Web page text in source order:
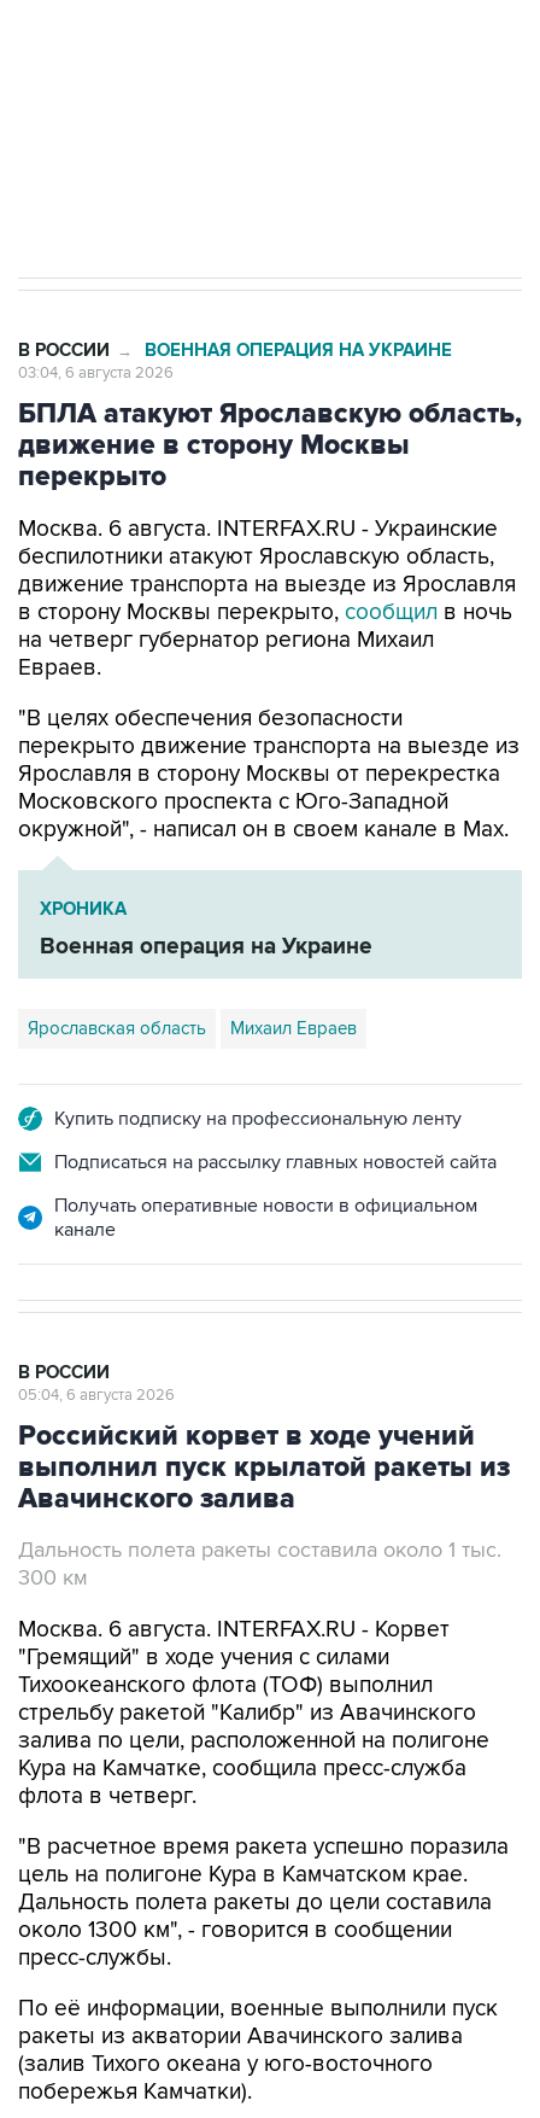
В РОССИИ → ВОЕННАЯ ОПЕРАЦИЯ НА УКРАИНЕ
03:04, 6 августа 2026
БПЛА атакуют Ярославскую область,
движение в сторону Москвы
перекрыто
Москва. 6 августа. INTERFAX.RU - Украинские
беспилотники атакуют Ярославскую область,
движение транспорта на выезде из Ярославля
в сторону Москвы перекрыто, сообщил в ночь
на четверг губернатор региона Михаил
Евраев.
"В целях обеспечения безопасности
перекрыто движение транспорта на выезде из
Ярославля в сторону Москвы от перекрестка
Московского проспекта с Юго-Западной
окружной", - написал он в своем канале в Мах.
ХРОНИКА
Военная операция на Украине
Ярославская область Михаил Евраев
Купить подписку на профессиональную ленту
Подписаться на рассылку главных новостей сайта
Получать оперативные новости в официальном
канале
В РОССИИ
05:04, 6 августа 2026
Российский корвет в ходе учений
выполнил пуск крылатой ракеты из
Авачинского залива
Дальность полета ракеты составила около 1 тыс.
300 км
Москва. 6 августа. INTERFAX.RU - Корвет
"Гремящий" в ходе учения с силами
Тихоокеанского флота (ТОФ) выполнил
стрельбу ракетой "Калибр" из Авачинского
залива по цели, расположенной на полигоне
Кура на Камчатке, сообщила пресс-служба
флота в четверг.
"В расчетное время ракета успешно поразила
цель на полигоне Кура в Камчатском крае.
Дальность полета ракеты до цели составила
около 1300 км", - говорится в сообщении
пресс-службы.
По её информации, военные выполнили пуск
ракеты из акватории Авачинского залива
(залив Тихого океана у юго-восточного
побережья Камчатки).